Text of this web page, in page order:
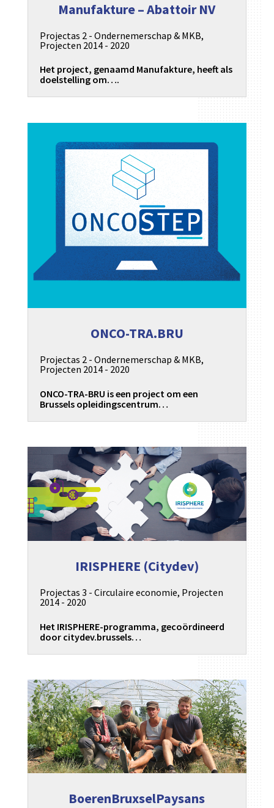
Manufakture – Abattoir NV
Projectas 2 - Ondernemerschap & MKB,
Projecten 2014 - 2020
Het project, genaamd Manufakture, heeft als
doelstelling om….
ONCO-TRA.BRU
Projectas 2 - Ondernemerschap & MKB,
Projecten 2014 - 2020
ONCO-TRA-BRU is een project om een
Brussels opleidingscentrum…
IRISPHERE (Citydev)
Projectas 3 - Circulaire economie, Projecten
2014 - 2020
Het IRISPHERE-programma, gecoördineerd
door citydev.brussels…
BoerenBruxselPaysans